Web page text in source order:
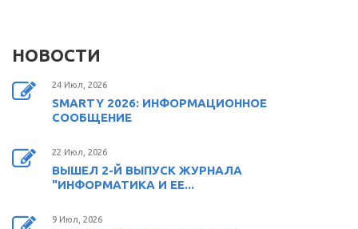
НОВОСТИ
24 Июл, 2026
SMARTY 2026: ИНФОРМАЦИОННОЕ
СООБЩЕНИЕ
22 Июл, 2026
ВЫШЕЛ 2-Й ВЫПУСК ЖУРНАЛА
"ИНФОРМАТИКА И ЕЕ...
9 Июл, 2026